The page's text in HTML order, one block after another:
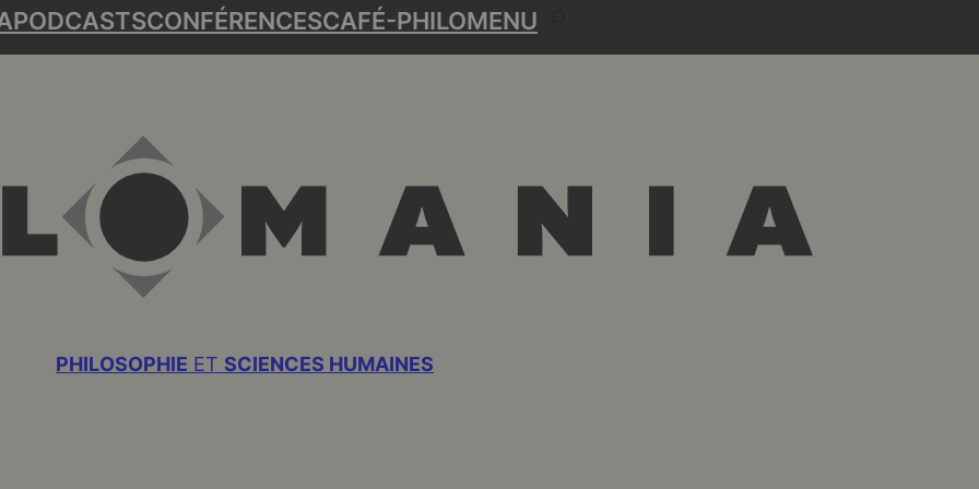
PODCASTSCONFÉRENCESCAFÉ-PHILOMENUR
H
E
PHILOSOPHIE ET SCIENCES HUMAINES